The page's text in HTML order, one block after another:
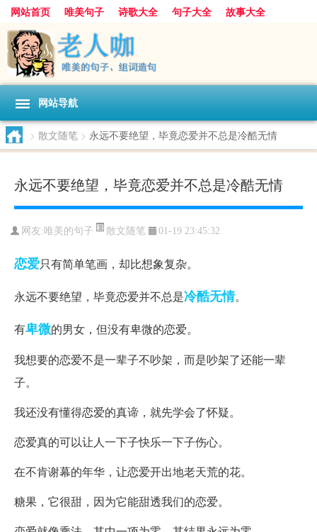
网站首页 唯美句子 诗歌大全 句子大全
故事大全
人生感悟
其他美文 美文欣赏
感人故事
句子分类
网站导航
> 散文随笔 > 永远不要绝望，毕竟恋爱并不总是冷酷无情
永远不要绝望，毕竟恋爱并不总是冷酷无情
网友: 唯美的句子 散文随笔 01-19 23:45:32
恋爱只有简单笔画，却比想象复杂。
永远不要绝望，毕竟恋爱并不总是冷酷无情。
有卑微的男女，但没有卑微的恋爱。
我想要的恋爱不是一辈子不吵架，而是吵架了还能一辈
子。
我还没有懂得恋爱的真谛，就先学会了怀疑。
恋爱真的可以让人一下子快乐一下子伤心。
在不肯谢幕的年华，让恋爱开出地老天荒的花。
糖果，它很甜，因为它能甜透我们的恋爱。